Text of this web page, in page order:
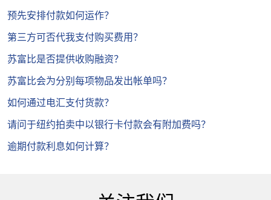
预先安排付款如何运作？
第三方可否代我支付购买费用？
苏富比是否提供收购融资？
苏富比会为分别每项物品发出帐单吗？
如何通过电汇支付货款？
请问于纽约拍卖中以银行卡付款会有附加费吗？
逾期付款利息如何计算？